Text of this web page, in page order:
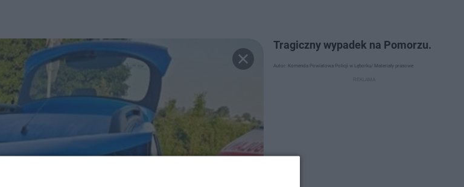
Tragiczny wypadek na Pomorzu.
Autor: Komenda Powiatowa Policji w Lęborku/ Materiały prasowe